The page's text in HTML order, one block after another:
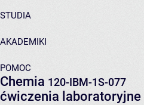
STUDIA
AKADEMIKI
POMOC
Chemia 120-IBM-1S-077
ćwiczenia laboratoryjne